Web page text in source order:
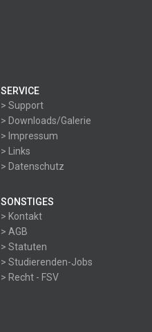
SERVICE
> Support
> Downloads/Galerie
> Impressum
> Links
> Datenschutz
SONSTIGES
> Kontakt
> AGB
> Statuten
> Studierenden-Jobs
> Recht - FSV